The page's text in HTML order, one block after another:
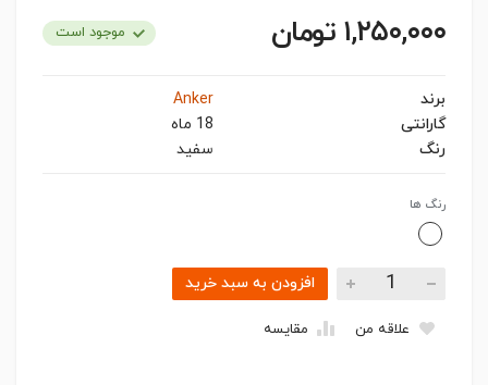
۱,۲۵۰,۰۰۰ تومان موجود است
برند
Anker
گارانتی
18 ماه
رنگ
سفید
رنگ ها
افزودن به سبد خرید
علاقه من مقایسه